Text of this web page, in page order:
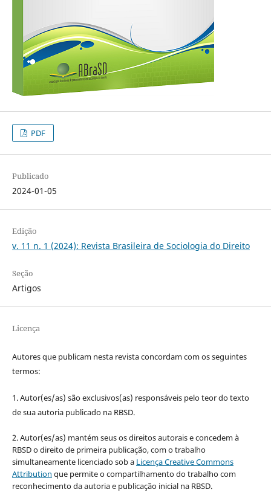
PDF
Publicado
2024-01-05
Edição
v. 11 n. 1 (2024): Revista Brasileira de Sociologia do Direito
Seção
Artigos
Licença
Autores que publicam nesta revista concordam com os seguintes
termos:
1. Autor(es/as) são exclusivos(as) responsáveis pelo teor do texto
de sua autoria publicado na RBSD.
2. Autor(es/as) mantém seus os direitos autorais e concedem à
RBSD o direito de primeira publicação, com o trabalho
simultaneamente licenciado sob a Licença Creative Commons
Attribution que permite o compartilhamento do trabalho com
reconhecimento da autoria e publicação inicial na RBSD.